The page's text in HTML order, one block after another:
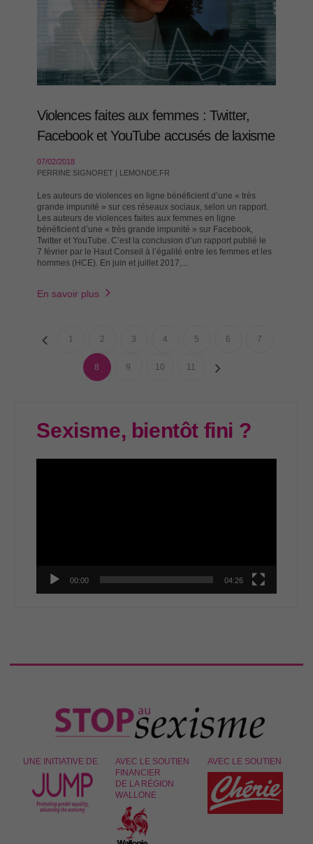
Violences faites aux femmes : Twitter,
Facebook et YouTube accusés de laxisme
07/02/2018
PERRINE SIGNORET | LEMONDE.FR
Les auteurs de violences en ligne bénéficient d’une « très
grande impunité » sur ces réseaux sociaux, selon un rapport.
Les auteurs de violences faites aux femmes en ligne
bénéficient d’une « très grande impunité » sur Facebook,
Twitter et YouTube. C’est la conclusion d’un rapport publié le
7 février par le Haut Conseil à l’égalité entre les femmes et les
hommes (HCE). En juin et juillet 2017,...
En savoir plus
1 2 3 4 5 6 7
8 9 10 11
Sexisme, bientôt fini ?
00:00 04:26
UNE INITIATIVE DE
AVEC LE SOUTIEN
FINANCIER
DE LA RÉGION
WALLONE
AVEC LE SOUTIEN